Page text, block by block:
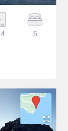
4 5